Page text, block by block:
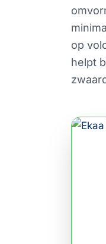
op
helpt